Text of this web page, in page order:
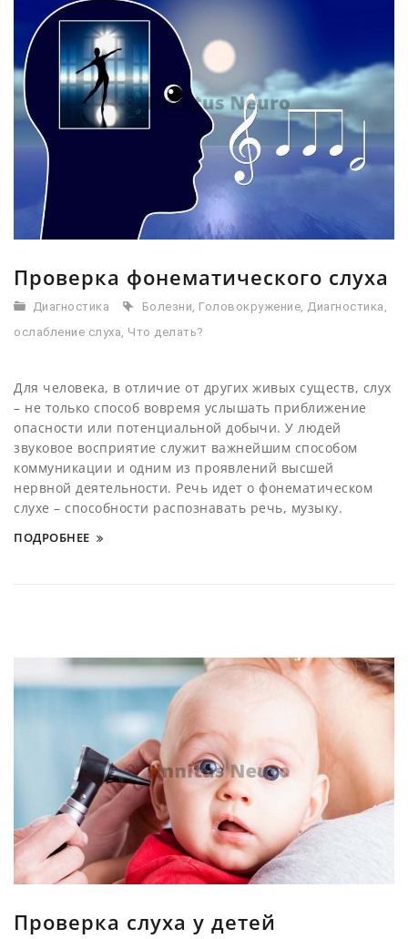
Проверка фонематического слуха
Диагностика Болезни Головокружение Диагностика
ослабление слуха Что делать?
Для человека, в отличие от других живых существ, слух
– не только способ вовремя услышать приближение
опасности или потенциальной добычи. У людей
звуковое восприятие служит важнейшим способом
коммуникации и одним из проявлений высшей
нервной деятельности. Речь идет о фонематическом
слухе – способности распознавать речь, музыку.
ПОДРОБНЕЕ
Проверка слуха у детей